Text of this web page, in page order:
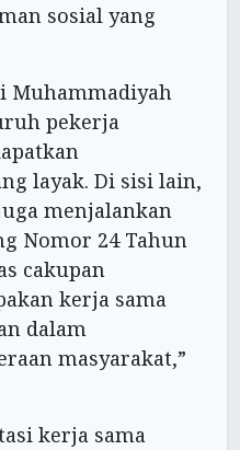
sosial yang
Muhammadiyah
pekerja
layak. Di sisi lain,
menjalankan
Nomor 24 Tahun
cakupan
kerja sama
dalam
masyarakat,”
kerja sama